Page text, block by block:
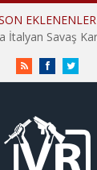
EKLENENLER
RSS FacebookTwitter